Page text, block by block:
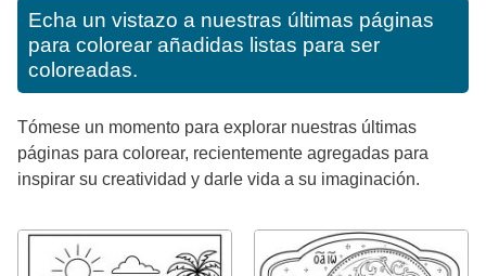
Echa un vistazo a nuestras últimas páginas
para colorear añadidas listas para ser
coloreadas.
Tómese un momento para explorar nuestras últimas
páginas para colorear, recientemente agregadas para
inspirar su creatividad y darle vida a su imaginación.